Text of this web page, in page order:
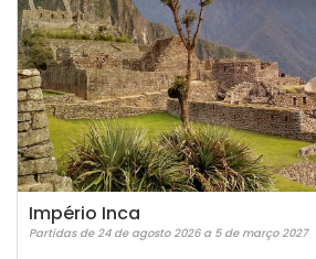
Império Inca
Partidas de 24 de agosto 2026 a 5 de março 2027